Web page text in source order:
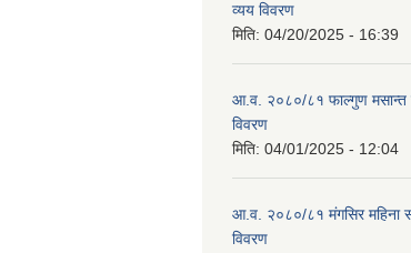
व्यय विवरण
मिति: 04/20/2025 - 16:39
आ.व. २०८०/८१ फाल्गुण मसान्त
विवरण
मिति: 04/01/2025 - 12:04
आ.व. २०८०/८१ मंगसिर महिना
विवरण